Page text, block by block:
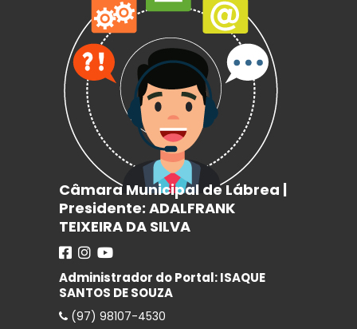
Câmara Municipal de Lábrea |
Presidente: ADALFRANK
TEIXEIRA DA SILVA
Administrador do Portal: ISAQUE
SANTOS DE SOUZA
(97) 98107-4530